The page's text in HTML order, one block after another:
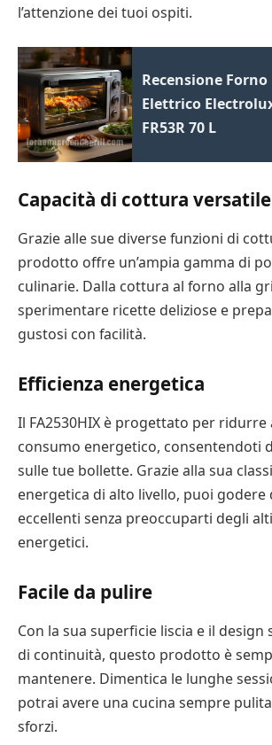
l’attenzione dei tuoi ospiti.
Recensione Forno
Elettrico
FR53R 70 L
Capacità di cottura versatile
Grazie alle sue diverse funzioni di
prodotto offre un’ampia gamma di
culinarie. Dalla cottura al forno alla
sperimentare ricette deliziose e
gustosi con facilità.
Efficienza energetica
Il FA2530HIX è progettato per ridurre
consumo energetico, consentendoti
sulle tue bollette. Grazie alla sua
energetica di alto livello, puoi godere
eccellenti senza preoccuparti degli
energetici.
Facile da pulire
Con la sua superficie liscia e il design
di continuità, questo prodotto è
mantenere. Dimentica le lunghe
potrai avere una cucina sempre
sforzi.